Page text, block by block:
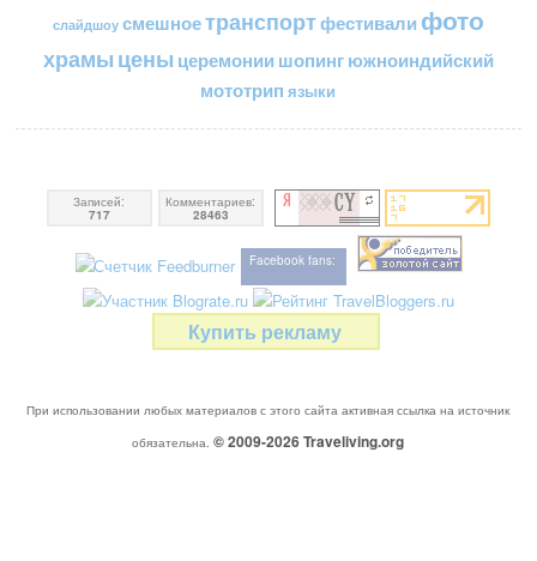
слайдшоу смешноетранспортфестивали фото
храмы цены церемонии шопингюжноиндийский
мототрип языки
Записей:
717
Комментариев:
28463
Facebook fans:
Купить рекламу
При использовании любых материалов с этого сайта активная ссылка на источник
обязательна. © 2009-2026Traveliving.org